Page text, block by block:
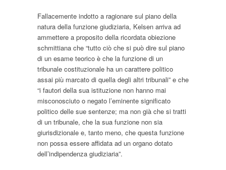
Fallacemente indotto a ragionare sul piano della
natura della funzione giudiziaria, Kelsen arriva ad
ammettere a proposito della ricordata obiezione
schmittiana che “tutto ciò che si può dire sul piano
di un esame teorico è che la funzione di un
tribunale costituzionale ha un carattere politico
assai più marcato di quella degli altri tribunali” e che
“i fautori della sua istituzione non hanno mai
misconosciuto o negato l’eminente significato
politico delle sue sentenze; ma non già che si tratti
di un tribunale, che la sua funzione non sia
giurisdizionale e, tanto meno, che questa funzione
non possa essere affidata ad un organo dotato
dell’indipendenza giudiziaria”.